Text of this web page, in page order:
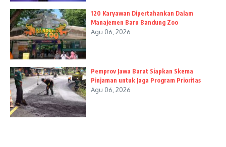
120 Karyawan Dipertahankan Dalam
Manajemen Baru Bandung Zoo
Agu 06, 2026
Pemprov Jawa Barat Siapkan Skema
Pinjaman untuk Jaga Program Prioritas
Agu 06, 2026